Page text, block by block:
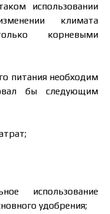
использовании
климата
корневыми
питания необходим
бы следующим
использование
удобрения;